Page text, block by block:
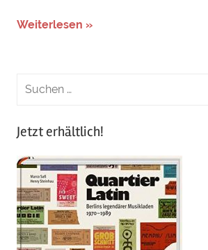
Weiterlesen »
Jetzt erhältlich!